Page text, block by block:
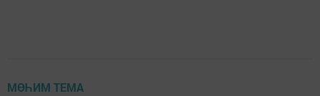
МӨҺИМ ТЕМА